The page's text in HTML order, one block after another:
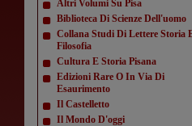
Altri Volumi Su Pisa
Biblioteca Di Scienze Dell'uomo
Collana Studi Di Lettere Storia
Filosofia
Cultura E Storia Pisana
Edizioni Rare O In Via Di
Esaurimento
Il Castelletto
Il Mondo D'oggi